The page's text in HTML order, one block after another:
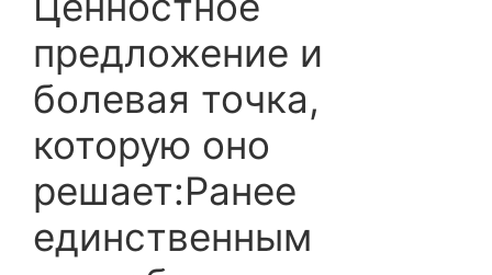
предложение и
болевая точка,
которую оно
решает:Ранее
единственным